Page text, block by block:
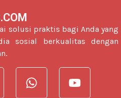
solusi praktis bagi Anda yang
sosial berkualitas dengan